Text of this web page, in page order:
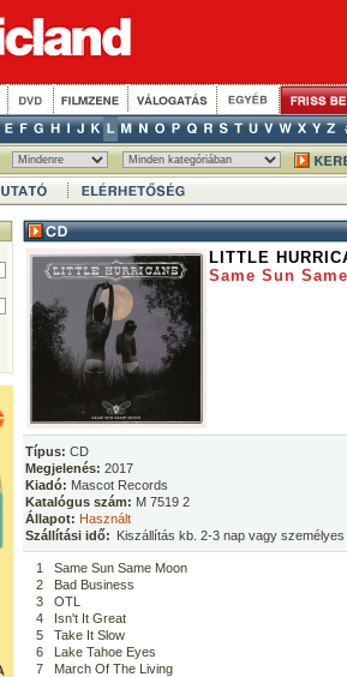
LITTLE
Same Sun
Típus: CD
Megjelenés: 2017
Kiadó: Mascot Records
Katalógus szám: M 7519 2
Állapot: Használt
Szállítási idő: Kiszállítás kb. 2-3 nap vagy
1
Same Sun Same Moon
2
Bad Business
3
OTL
4
Isn't It Great
5
Take It Slow
6
Lake Tahoe Eyes
7
March Of The Living